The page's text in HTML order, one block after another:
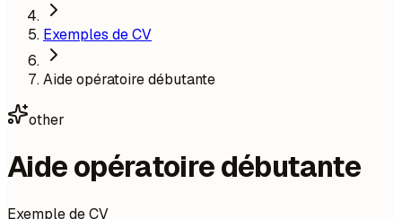
Exemples de CV
Aide opératoire débutante
other
Aide opératoire débutante
Exemple de CV